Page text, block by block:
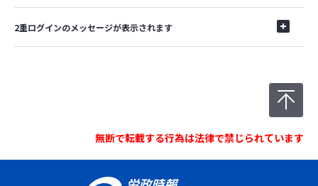
2重ログインのメッセージが表示されます
無断で転載する行為は法律で禁じられています